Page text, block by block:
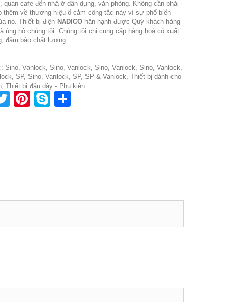
quán cafe đến nhà ở dân dụng, văn phòng. Không cần phải
thêm về thương hiệu ổ cắm công tắc này vì sự phổ biến
nó. Thiết bị điện NADICO hân hạnh được Quý khách hàng
ủng hộ chúng tôi. Chúng tôi chỉ cung cấp hàng hoá có xuất
đảm bảo chất lượng.
Sino, Vanlock, Sino, Vanlock, Sino, Vanlock, Sino, Vanlock,
SP, Sino, Vanlock, SP, SP & Vanlock,Thiết bị dành cho
,Thiết bị đấu dây - Phụ kiện
TwitterPinterest
Skype